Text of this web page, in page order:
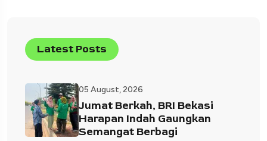
Latest Posts
05 August, 2026
Jumat Berkah, BRI Bekasi
Harapan Indah Gaungkan
Semangat Berbagi